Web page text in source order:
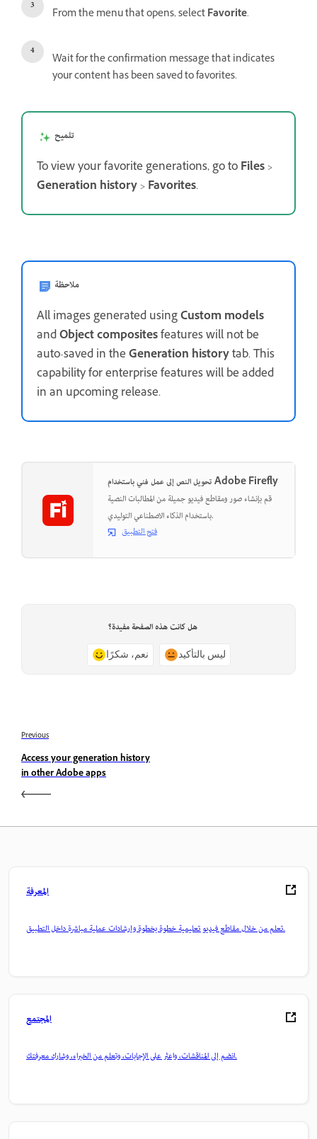
From the menu that opens, selectFavorite.
Wait for the confirmation message that indicates
your content has been saved to favorites.
تلميح
To view your favorite generations, go toFiles>
Generation history>Favorites.
ملاحظة
All images generated usingCustom models
andObject compositesfeatures will not be
auto-saved in theGeneration historytab. This
capability for enterprise features will be added
in an upcoming release.
تحويل النص إلى عمل فني باستخدام Adobe Firefly
قم بإنشاء صور ومقاطع فيديو جميلة من المطالبات النصية
باستخدام الذكاء الاصطناعي التوليدي.
فتح التطبيق
هل كانت هذه الصفحة مفيدة؟
نعم، شكرًا ليس بالتأكيد
Previous
Access your generation history
in other Adobe apps
المعرفة
تعلم من خلال مقاطع فيديو تعليمية خطوة بخطوة وإرشادات عملية مباشرة داخل التطبيق.
المجتمع
انضم إلى المناقشات، واعثر على الإجابات، وتعلم من الخبراء، وشارك معرفتك.